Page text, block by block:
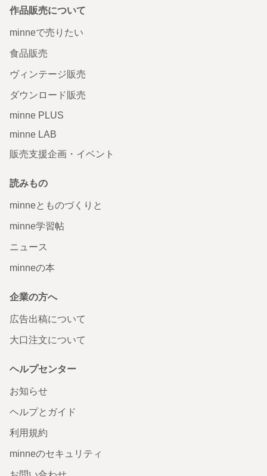
作品販売について
minneで売りたい
食品販売
ヴィンテージ販売
ダウンロード販売
minne PLUS
minne LAB
販売支援企画・イベント
読みもの
minneとものづくりと
minne学習帖
ニュース
minneの本
企業の方へ
広告出稿について
大口注文について
ヘルプセンター
お知らせ
ヘルプとガイド
利用規約
minneのセキュリティ